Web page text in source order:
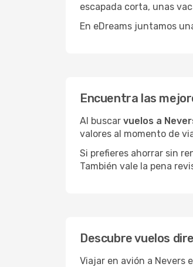
escapada corta, unas
En eDreams juntamos
Encuentra las
Al buscar vuelos a
valores al momento de
Si prefieres ahorrar sin
También vale la pena
Descubre vuelos
Viajar en avión a Nevers